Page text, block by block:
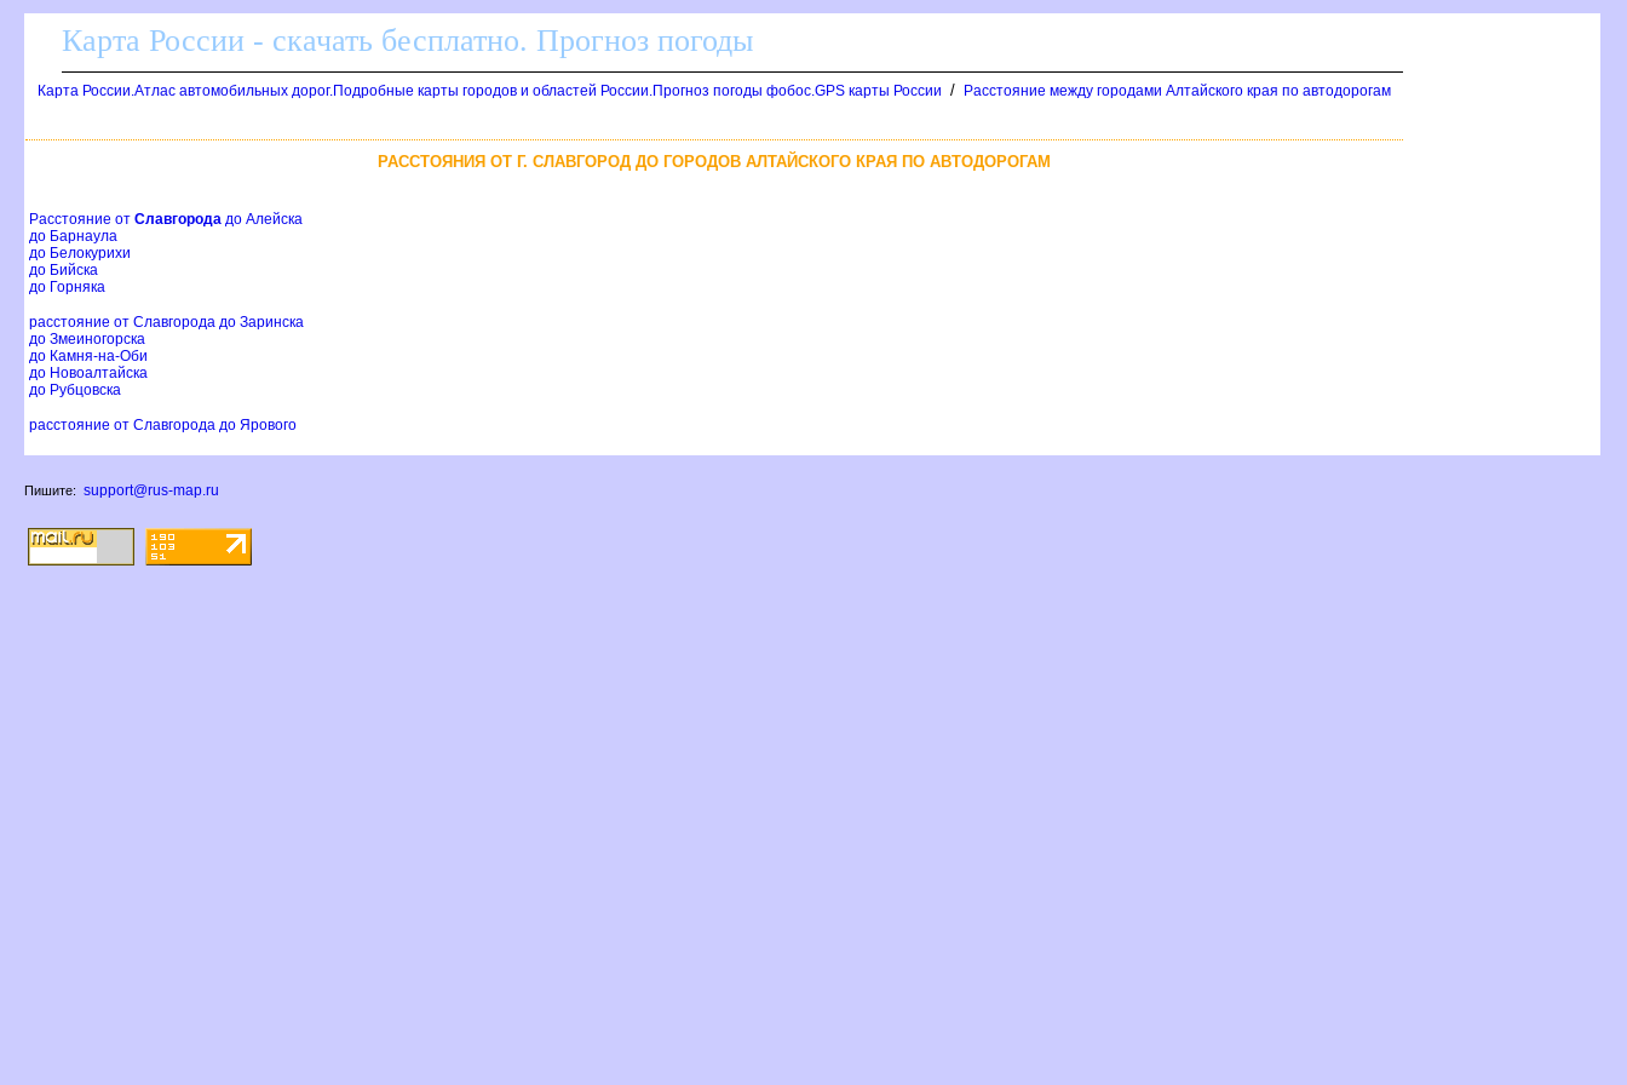
Карта России - скачать бесплатно. Прогноз погоды
Карта России.Атлас автомобильных дорог.Подробные карты городов и областей России.Прогноз погоды фобос.GPS карты России / Расстояние между городами Алтайского края по автодорогам
РАССТОЯНИЯ ОТ Г. СЛАВГОРОД ДО ГОРОДОВ АЛТАЙСКОГО КРАЯ ПО АВТОДОРОГАМ
Расстояние от Славгорода до Алейска
до Барнаула
до Белокурихи
до Бийска
до Горняка
расстояние от Славгорода до Заринска
до Змеиногорска
до Камня-на-Оби
до Новоалтайска
до Рубцовска
расстояние от Славгорода до Ярового
Пишите: support@rus-map.ru